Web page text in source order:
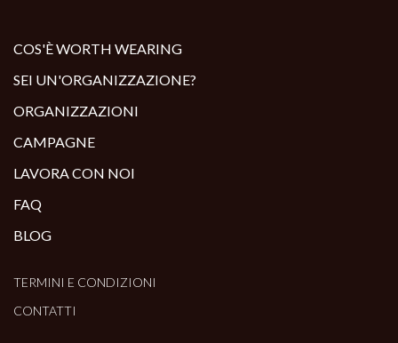
COS'È WORTH WEARING
SEI UN'ORGANIZZAZIONE?
ORGANIZZAZIONI
CAMPAGNE
LAVORA CON NOI
FAQ
BLOG
TERMINI E CONDIZIONI
CONTATTI